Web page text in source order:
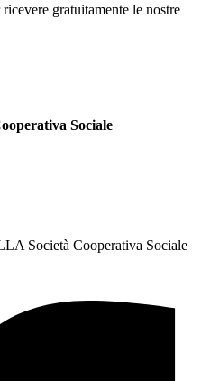
gratuitamente le nostre
Sociale
Società Cooperativa Sociale